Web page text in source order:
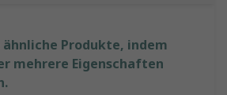
ähnliche Produkte, indem
mehrere Eigenschaften